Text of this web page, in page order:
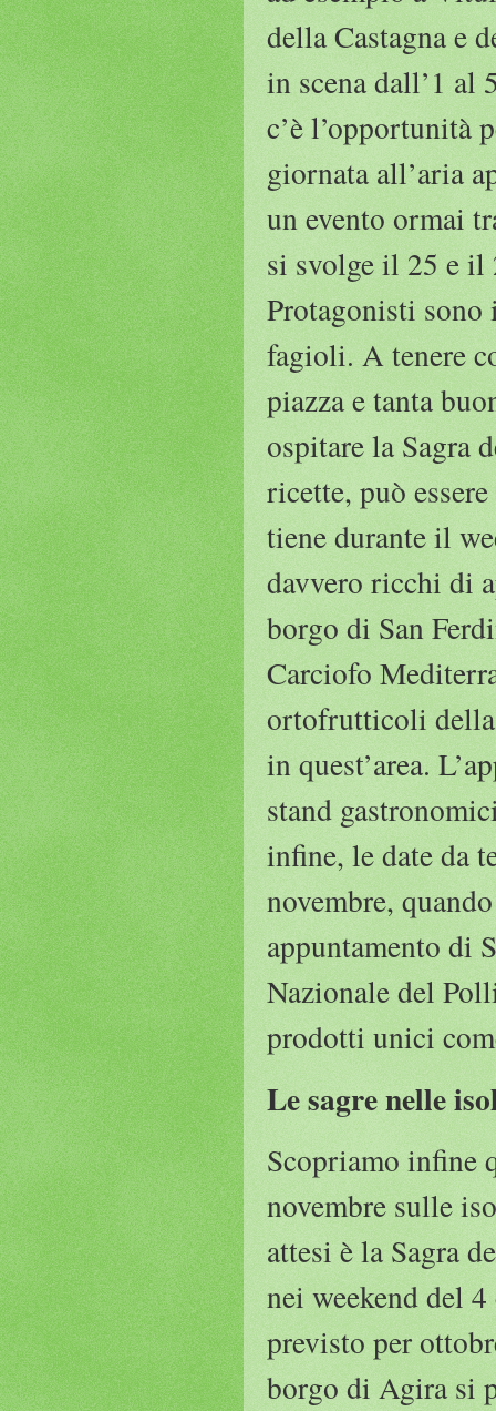
della Castagna e
in scena dall’1 al
c’è l’opportunità
giornata all’aria
un evento ormai
si svolge il 25 e il
Protagonisti sono
fagioli. A tenere
piazza e tanta
ospitare la Sagra
ricette, può
tiene durante il
davvero ricchi di
borgo di San
Carciofo
ortofrutticoli
in quest’area.
stand
infine, le date da
novembre,
appuntamento di
Nazionale del
prodotti unici
Le sagre nelle
Scopriamo infine
novembre sulle
attesi è la Sagra
nei weekend del
previsto per
borgo di Agira si